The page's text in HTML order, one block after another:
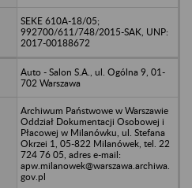
SEKE 610A-18/05;
992700/611/748/2015-SAK, UNP:
2017-00188672
Auto - Salon S.A., ul. Ogólna 9, 01-
702 Warszawa
Archiwum Państwowe w Warszawie
Oddział Dokumentacji Osobowej i
Płacowej w Milanówku, ul. Stefana
Okrzei 1, 05-822 Milanówek, tel. 22
724 76 05, adres e-mail:
apw.milanowek@warszawa.archiwa.
gov.pl